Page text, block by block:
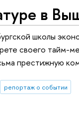
в
школы
своего тайм-
престижную
репортаж о событии